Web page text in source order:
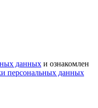
данных и ознакомлен
персональных данных